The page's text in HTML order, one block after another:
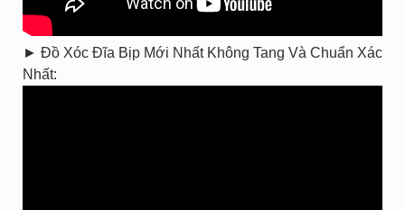
► Đồ Xóc Đĩa Bịp Mới Nhất Không Tang Và Chuẩn Xác
Nhất: